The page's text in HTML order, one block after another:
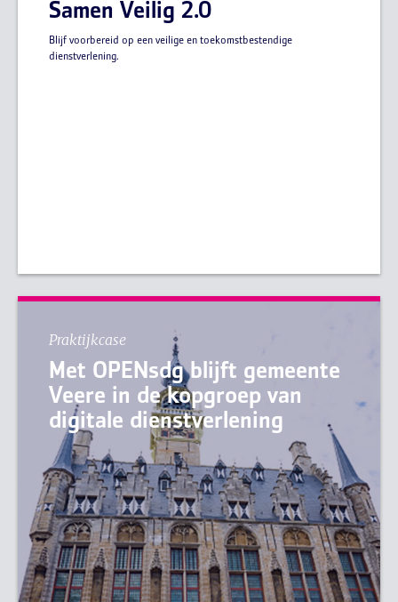
Samen Veilig 2.0
Blijf voorbereid op een veilige en toekomstbestendige
dienstverlening.
Praktijkcase
Met OPENsdg blijft gemeente
Veere in de kopgroep van
digitale dienstverlening